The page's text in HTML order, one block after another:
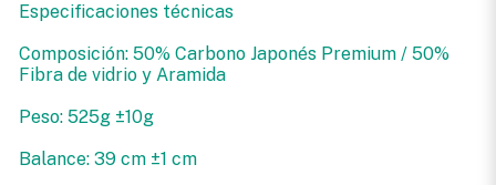
Especificaciones técnicas
Composición: 50% Carbono Japonés Premium / 50%
Fibra de vidrio y Aramida
Peso: 525g ±10g
Balance: 39 cm ±1 cm